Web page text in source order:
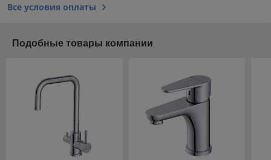
Все условия оплаты
Подобные товары компании